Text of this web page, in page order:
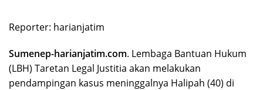
Reporter: harianjatim
Sumenep-harianjatim.com. Lembaga Bantuan Hukum
(LBH) Taretan Legal Justitia akan melakukan
pendampingan kasus meninggalnya Halipah (40) di